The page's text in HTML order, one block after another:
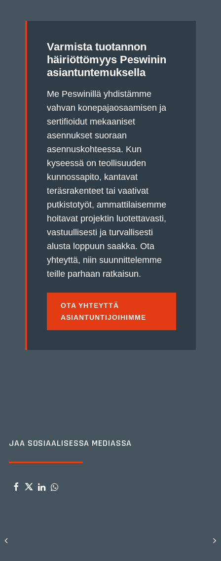
Varmista tuotannon
häiriöttömyys Peswinin
asiantuntemuksella
Me Peswinillä yhdistämme
vahvan konepajaosaamisen ja
sertifioidut mekaaniset
asennukset suoraan
asennuskohteessa. Kun
kyseessä on teollisuuden
kunnossapito, kantavat
teräsrakenteet tai vaativat
putkistotyöt, ammattilaisemme
hoitavat projektin luotettavasti,
vastuullisesti ja turvallisesti
alusta loppuun saakka. Ota
yhteyttä, niin suunnittelemme
teille parhaan ratkaisun.
OTA YHTEYTTÄ
ASIANTUNTIJOIHIMME
JAA SOSIAALISESSA MEDIASSA